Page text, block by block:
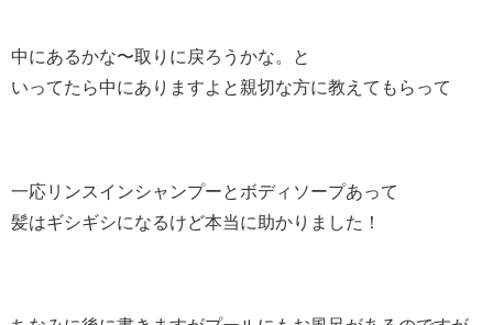
中にあるかな〜取りに戻ろうかな。と
いってたら中にありますよと親切な方に教えてもらって
一応リンスインシャンプーとボディソープあって
髪はギシギシになるけど本当に助かりました！